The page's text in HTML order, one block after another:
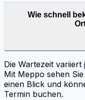
Wie schnell
Die Wartezeit
Mit Meppo sehen
einen Blick und
Termin buchen.